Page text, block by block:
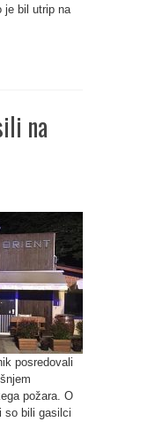
je bil utrip na
na
posredovali
požara. O
so bili gasilci